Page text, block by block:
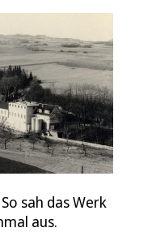
sah das Werk
aus.